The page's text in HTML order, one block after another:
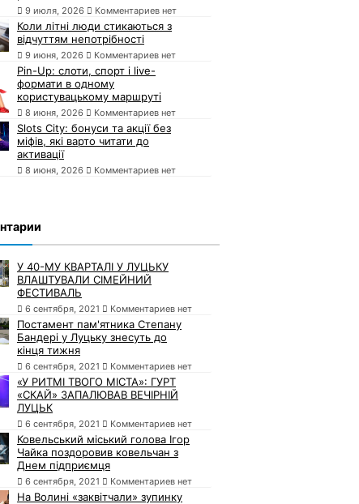
9 июля, 2026 Комментариев нет
Коли літні люди стикаються з
відчуттям непотрібності
9 июня, 2026 Комментариев нет
Pin-Up: слоти, спорт і live-
формати в одному
користувацькому маршруті
8 июня, 2026 Комментариев нет
Slots City: бонуси та акції без
міфів, які варто читати до
активації
8 июня, 2026 Комментариев нет
У 40-МУ КВАРТАЛІ У ЛУЦЬКУ
ВЛАШТУВАЛИ СІМЕЙНИЙ
ФЕСТИВАЛЬ
6 сентября, 2021 Комментариев нет
Постамент пам'ятника Степану
Бандері у Луцьку знесуть до
кінця тижня
6 сентября, 2021 Комментариев нет
«У РИТМІ ТВОГО МІСТА»: ГУРТ
«СКАЙ» ЗАПАЛЮВАВ ВЕЧІРНІЙ
ЛУЦЬК
6 сентября, 2021 Комментариев нет
Ковельський міський голова Ігор
Чайка поздоровив ковельчан з
Днем підприємця
6 сентября, 2021 Комментариев нет
На Волині «заквітчали» зупинку